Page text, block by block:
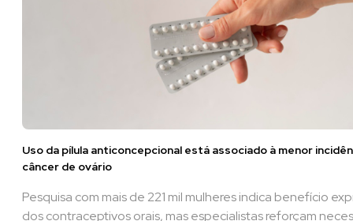
Uso da pílula anticoncepcional está associado à menor
câncer de ovário
Pesquisa com mais de 221 mil mulheres indica benefício
dos contraceptivos orais, mas especialistas reforçam